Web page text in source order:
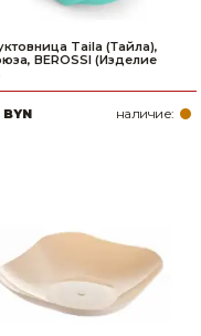
Taila (Тайла),
BEROSSI (Изделие
BYN наличие: